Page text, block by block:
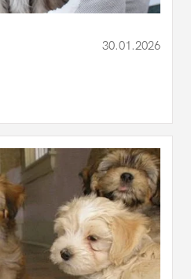
30.01.2026